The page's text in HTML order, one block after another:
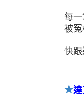
每
被
快
★